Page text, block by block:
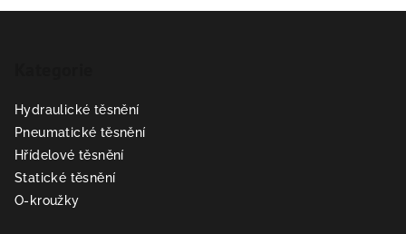
Hydraulické těsnění
Pneumatické těsnění
Hřídelové těsnění
Statické těsnění
O-kroužky